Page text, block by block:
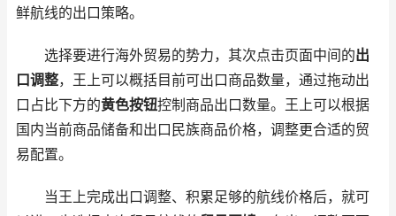
鲜航线的出口策略。
选择要进行海外贸易的势力，其次点击页面中间的出
口调整，王上可以概括目前可出口商品数量，通过拖动出
口占比下方的黄色按钮控制商品出口数量。王上可以根据
国内当前商品储备和出口民族商品价格，调整更合适的贸
易配置。
当王上完成出口调整、积累足够的航线价格后，就可